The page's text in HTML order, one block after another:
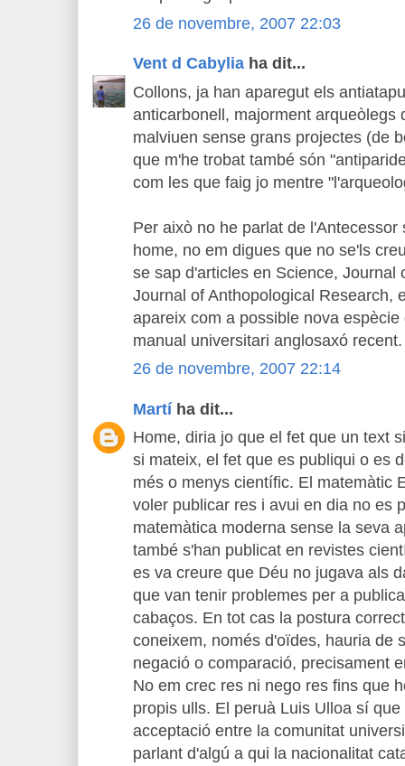
26 de novembre, 2007 22:03
Vent d Cabylia ha dit...
Collons, ja han aparegut els
anticarbonell, majorment arqueòlegs
malviuen sense grans projectes (de
que m'he trobat també són
com les que faig jo mentre
Per això no he parlat de
home, no em digues que no se'ls
se sap d'articles en Science, Journal
Journal of Anthopological Research,
apareix com a possible nova
manual universitari anglosaxó recent.
26 de novembre, 2007 22:14
Martíha dit...
Home, diria jo que el fet que un text
si mateix, el fet que es publiqui o es
més o menys científic. El matemàtic
voler publicar res i avui en dia no es
matemàtica moderna sense la seva
també s'han publicat en revistes
es va creure que Déu no jugava als
que van tenir problemes per a
cabaços. En tot cas la postura
coneixem, només d'oïdes, hauria de
negació o comparació, precisament
No em crec res ni nego res fins que
propis ulls. El peruà Luis Ulloa sí
acceptació entre la comunitat
parlant d'algú a qui la nacionalitat